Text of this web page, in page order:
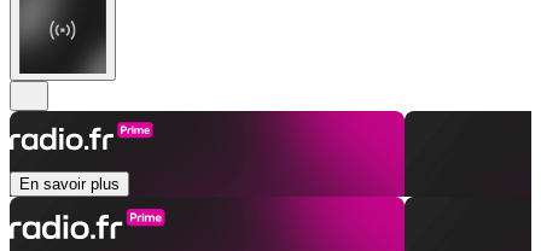
En savoir plus